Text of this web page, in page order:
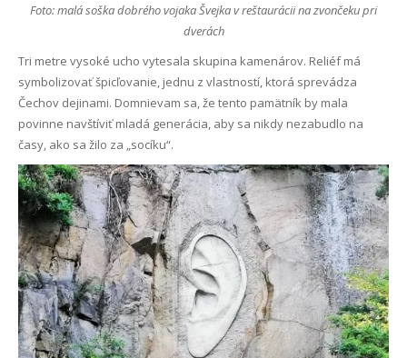
Foto: malá soška dobrého vojaka Švejka v reštaurácii na zvončeku pri
dverách
Tri metre vysoké ucho vytesala skupina kamenárov. Reliéf má
symbolizovať špicľovanie, jednu z vlastností, ktorá sprevádza
Čechov dejinami. Domnievam sa, že tento pamätník by mala
povinne navštíviť mladá generácia, aby sa nikdy nezabudlo na
časy, ako sa žilo za „socíku“.